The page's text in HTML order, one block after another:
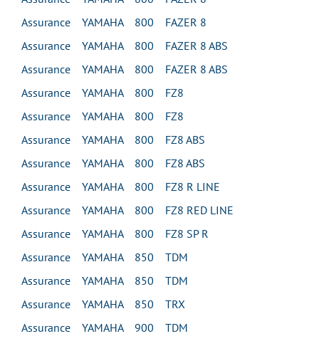
Assurance YAMAHA 800 FAZER 8
Assurance YAMAHA 800 FAZER 8 ABS
Assurance YAMAHA 800 FAZER 8 ABS
Assurance YAMAHA 800 FZ8
Assurance YAMAHA 800 FZ8
Assurance YAMAHA 800 FZ8 ABS
Assurance YAMAHA 800 FZ8 ABS
Assurance YAMAHA 800 FZ8 R LINE
Assurance YAMAHA 800 FZ8 RED LINE
Assurance YAMAHA 800 FZ8 SP R
Assurance YAMAHA 850 TDM
Assurance YAMAHA 850 TDM
Assurance YAMAHA 850 TRX
Assurance YAMAHA 900 TDM